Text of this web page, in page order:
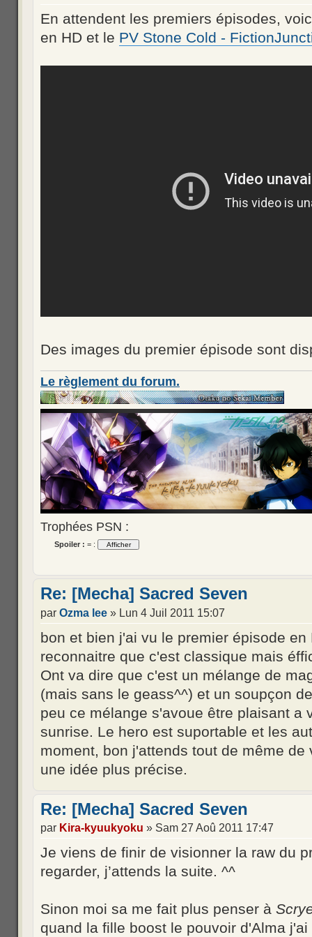
En attendent les premiers épisodes,
en HD et le PV Stone Cold -
Des images du premier épisode sont
Le règlement du forum.
Trophées PSN :
Spoiler : = :
Re: [Mecha] Sacred Seven
par Ozma lee » Lun 4 Juil 2011 15:07
bon et bien j'ai vu le premier épisode
reconnaitre que c'est classique mais
Ont va dire que c'est un mélange de
(mais sans le geass^^) et un soupçon
peu ce mélange s'avoue être plaisant a
sunrise. Le hero est suportable et les
moment, bon j'attends tout de même
une idée plus précise.
Re: [Mecha] Sacred Seven
par Kira-kyuukyoku » Sam 27 Aoû 2011 17:47
Je viens de finir de visionner la raw du
regarder, j’attends la suite. ^^
Sinon moi sa me fait plus penser à
quand la fille boost le pouvoir d'Alma